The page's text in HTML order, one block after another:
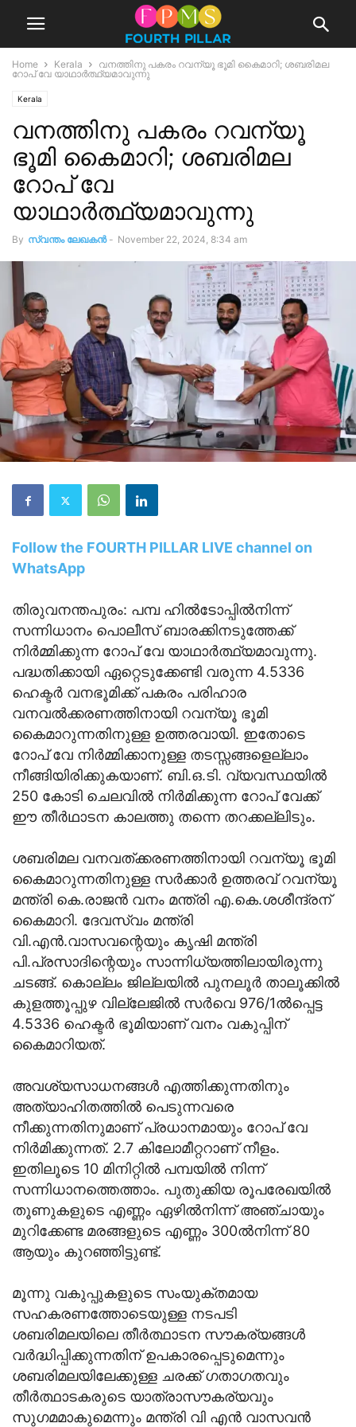
Home Kerala
വനത്തിനു പകരം റവന്യൂ ഭൂമി കൈമാറി; ശബരിമല
റോപ് വേ യാഥാർത്ഥ്യമാവുന്നു
Kerala
വനത്തിനു പകരം റവന്യൂ
ഭൂമി കൈമാറി; ശബരിമല
റോപ് വേ
യാഥാർത്ഥ്യമാവുന്നു
By സ്വന്തം ലേഖകന്‍ - November 22, 2024, 8:34 am
Follow the FOURTH PILLAR LIVE channel on
WhatsApp
തിരുവനന്തപുരം: പമ്പ ഹിൽടോപ്പിൽനിന്ന്
സന്നിധാനം പൊലീസ് ബാരക്കിനടുത്തേക്ക്
നിർമ്മിക്കുന്ന റോപ് വേ യാഥാർത്ഥ്യമാവുന്നു.
പദ്ധതിക്കായി ഏറ്റെടുക്കേണ്ടി വരുന്ന 4.5336
ഹെക്ടർ വനഭൂമിക്ക് പകരം പരിഹാര
വനവൽക്കരണത്തിനായി റവന്യൂ ഭൂമി
കൈമാറുന്നതിനുള്ള ഉത്തരവായി. ഇതോടെ
റോപ് വേ നിർമ്മിക്കാനുള്ള തടസ്സങ്ങളെല്ലാം
നീങ്ങിയിരിക്കുകയാണ്. ബി.ഒ.ടി. വ്യവസ്ഥയിൽ
250 കോടി ചെലവിൽ നിർമിക്കുന്ന റോപ് വേക്ക്
ഈ തീർഥാടന കാലത്തു തന്നെ തറക്കല്ലിടും.
ശബരിമല വനവത്ക്കരണത്തിനായി റവന്യൂ ഭൂമി
കൈമാറുന്നതിനുള്ള സർക്കാർ ഉത്തരവ് റവന്യൂ
മന്ത്രി കെ.രാജൻ വനം മന്ത്രി എ.കെ.ശശീന്ദ്രന്
കൈമാറി. ദേവസ്വം മന്ത്രി
വി.എൻ.വാസവന്റെയും കൃഷി മന്ത്രി
പി.പ്രസാദിന്റെയും സാന്നിധ്യത്തിലായിരുന്നു
ചടങ്ങ്. കൊല്ലം ജില്ലയിൽ പുനലൂർ താലൂക്കിൽ
കുളത്തൂപ്പുഴ വില്ലേജിൽ സർവെ 976/1ൽപ്പെട്ട
4.5336 ഹെക്ടർ ഭൂമിയാണ് വനം വകുപ്പിന്
കൈമാറിയത്.
അവശ്യസാധനങ്ങൾ എത്തിക്കുന്നതിനും
അത്യാഹിതത്തിൽ പെടുന്നവരെ
നീക്കുന്നതിനുമാണ് പ്രധാനമായും റോപ് വേ
നിർമിക്കുന്നത്. 2.7 കിലോമീറ്ററാണ് നീളം.
ഇതിലൂടെ 10 മിനിറ്റിൽ പമ്പയിൽ നിന്ന്
സന്നിധാനത്തെത്താം. പുതുക്കിയ രൂപരേഖയിൽ
തൂണുകളുടെ എണ്ണം ഏഴിൽനിന്ന് അഞ്ചായും
മുറിക്കേണ്ട മരങ്ങളുടെ എണ്ണം 300ൽനിന്ന് 80
ആയും കുറഞ്ഞിട്ടുണ്ട്.
മൂന്നു വകുപ്പുകളുടെ സംയുക്തമായ
സഹകരണത്തോടെയുള്ള നടപടി
ശബരിമലയിലെ തീർത്ഥാടന സൗകര്യങ്ങൾ
വർദ്ധിപ്പിക്കുന്നതിന് ഉപകാരപ്പെടുമെന്നും
ശബരിമലയിലേക്കുള്ള ചരക്ക് ഗതാഗതവും
തീർത്ഥാടകരുടെ യാത്രാസൗകര്യവും
സുഗമമാകുമെന്നും മന്ത്രി വി എൻ വാസവൻ